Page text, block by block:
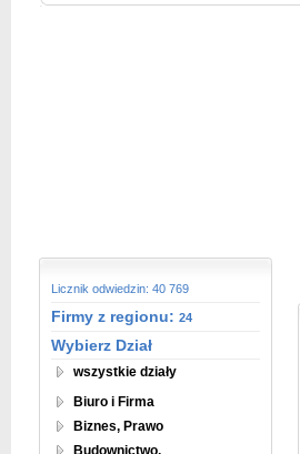
Licznik odwiedzin: 40 769
Firmy z regionu: 24
Wybierz Dział
wszystkie działy
Biuro i Firma
Biznes, Prawo
Budownictwo,